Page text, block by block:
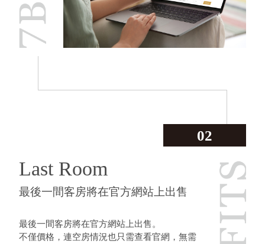
02
Last Room
最後一間客房將在官方網站上出售
最後一間客房將在官方網站上出售。
不僅價格，連空房情況也只需查看官網，無需